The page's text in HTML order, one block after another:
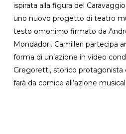
ispirata alla figura del
uno nuovo progetto di teatro
testo omonimo firmato da
Mondadori. Camilleri partecipa
forma di un’azione in video
Gregoretti, storico protagonista
farà da cornice all’azione